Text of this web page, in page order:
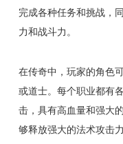
完成各种任务和挑战，
力和战斗力。
在传奇中，玩家的角色
或道士。每个职业都有
击，具有高血量和强大
够释放强大的法术攻击